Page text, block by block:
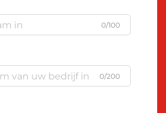
0/100
0/200